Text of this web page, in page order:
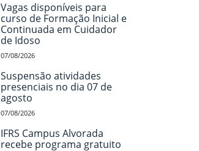
Vagas disponíveis para
curso de Formação Inicial e
Continuada em Cuidador
de Idoso
07/08/2026
Suspensão atividades
presenciais no dia 07 de
agosto
07/08/2026
IFRS Campus Alvorada
recebe programa gratuito